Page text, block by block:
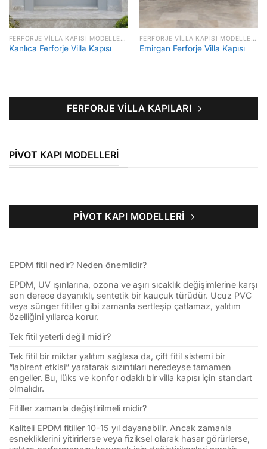
Kanlıca Ferforje Villa Kapısı Emirgan Ferforje Villa Kapısı
FERFORJE VILLA KAPILARI
PIVOT KAPI MODELLERI
PIVOT KAPI MODELLERI
EPDM fitil nedir? Neden önemlidir?
EPDM, UV ışınlarına, ozona ve aşırı sıcaklık değişimlerine karşı
son derece dayanıklı, sentetik bir kauçuk türüdür. Ucuz PVC
veya sünger fitiller gibi zamanla sertleşip çatlamaz, yalıtım
özelliğini yıllarca korur.
Tek fitil yeterli değil midir?
Tek fitil bir miktar yalıtım sağlasa da, çift fitil sistemi bir
“labirent etkisi” yaratarak sızıntıları neredeyse tamamen
engeller. Bu, lüks ve konfor odaklı bir villa kapısı için standart
olmalıdır.
Fitiller zamanla değiştirilmeli midir?
Kaliteli EPDM fitiller 10-15 yıl dayanabilir. Ancak zamanla
esnekliklerini yitirirlerse veya fiziksel olarak hasar görürlerse,